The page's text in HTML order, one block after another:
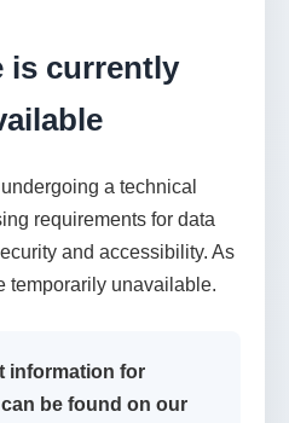
is currently
a technical
requirements for data
and accessibility. As
temporarily unavailable.
information for
be found on our